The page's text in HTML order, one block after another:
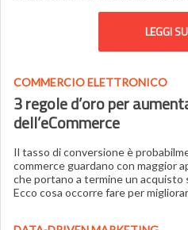
LEGGI
COMMERCIO ELETTRONICO
3 regole d’oro per
dell’eCommerce
Il tasso di conversione è
commerce guardano con maggior
che portano a termine un acquisto
Ecco cosa occorre fare per